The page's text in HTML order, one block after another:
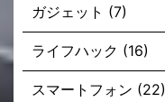
ガジェット (7)
ライフハック (16)
スマートフォン (22)